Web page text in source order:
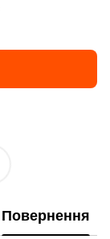
Повернення